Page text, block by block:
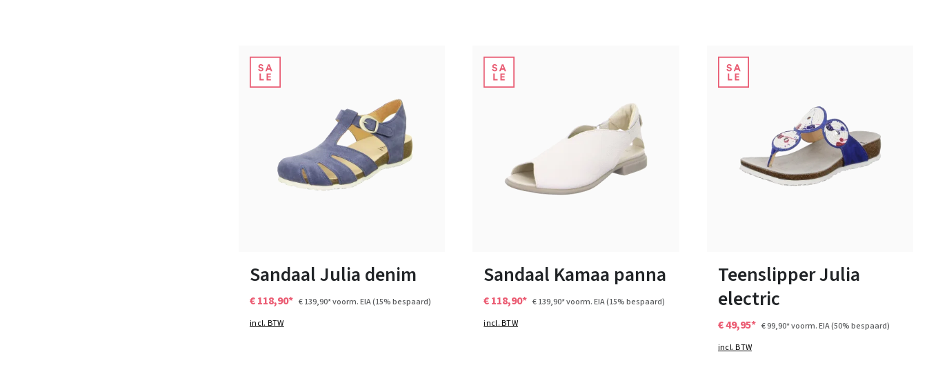
Sandaal Julia denim
€ 118,90* € 139,90*voorm. EIA(15% bespaard)
incl. BTW
Sandaal Kamaa panna
€ 118,90* € 139,90*voorm. EIA(15% bespaard)
incl. BTW
Teenslipper Julia
electric
€ 49,95* € 99,90*voorm. EIA(50% bespaard)
incl. BTW